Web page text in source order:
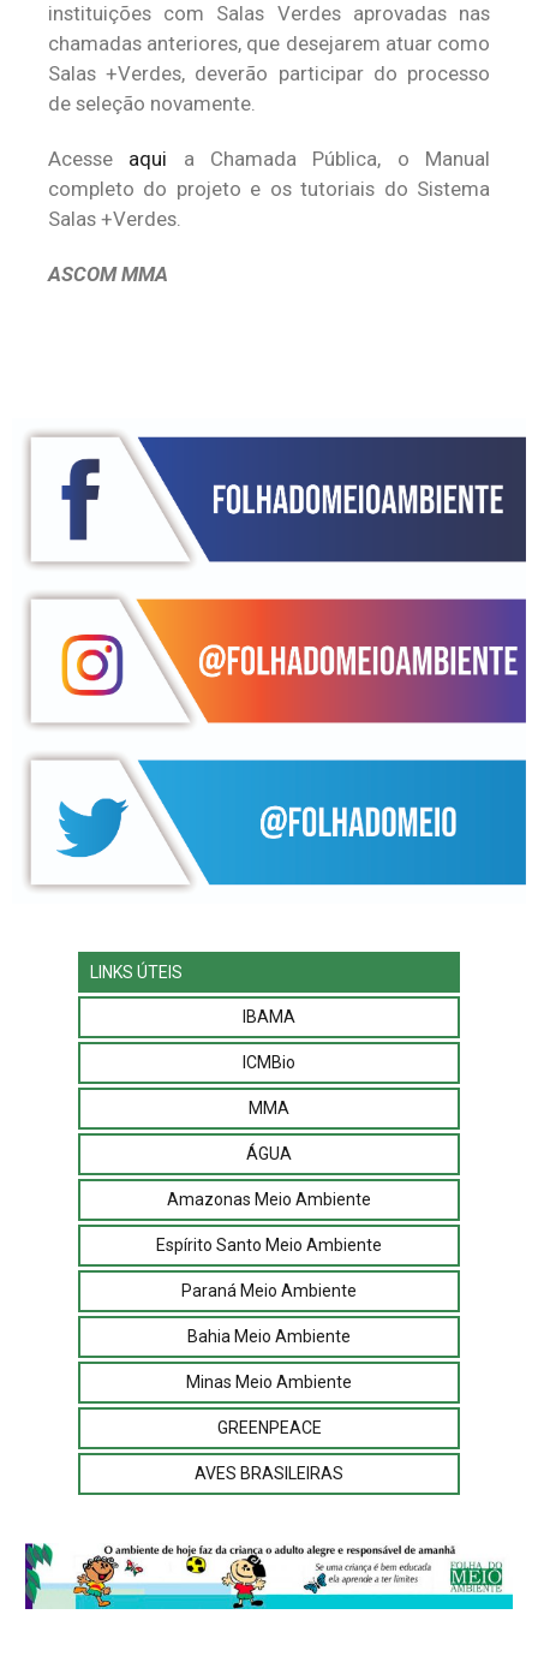
instituições com Salas Verdes aprovadas nas
chamadas anteriores, que desejarem atuar como
Salas +Verdes, deverão participar do processo
de seleção novamente.
Acesse aqui a Chamada Pública, o Manual
completo do projeto e os tutoriais do Sistema
Salas +Verdes.
ASCOM MMA
LINKS ÚTEIS
IBAMA
ICMBio
MMA
ÁGUA
Amazonas Meio Ambiente
Espírito Santo Meio Ambiente
Paraná Meio Ambiente
Bahia Meio Ambiente
Minas Meio Ambiente
GREENPEACE
AVES BRASILEIRAS